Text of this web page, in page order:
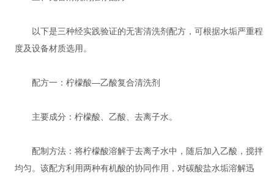
以下是三种经实践验证的无害清洗剂配方，可根据水垢严重程
度及设备材质选用。
配方一：柠檬酸—乙酸复合清洗剂
主要成分：柠檬酸、乙酸、去离子水。
配制方法：将柠檬酸溶解于去离子水中，随后加入乙酸，搅拌
均匀。该配方利用两种有机酸的协同作用，对碳酸盐水垢溶解迅